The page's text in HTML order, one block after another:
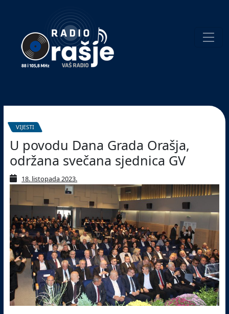
website!
VIJESTI
U povodu Dana Grada Orašja,
održana svečana sjednica GV
18. listopada 2023.